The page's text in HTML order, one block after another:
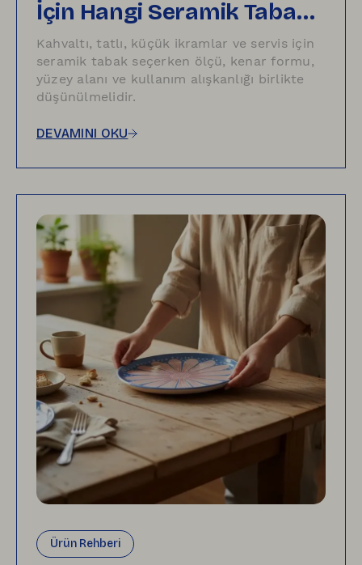
İçin Hangi Seramik Tabak
Seçilir?
Kahvaltı, tatlı, küçük ikramlar ve servis için
seramik tabak seçerken ölçü, kenar formu,
yüzey alanı ve kullanım alışkanlığı birlikte
düşünülmelidir.
DEVAMINI OKU
Ürün Rehberi